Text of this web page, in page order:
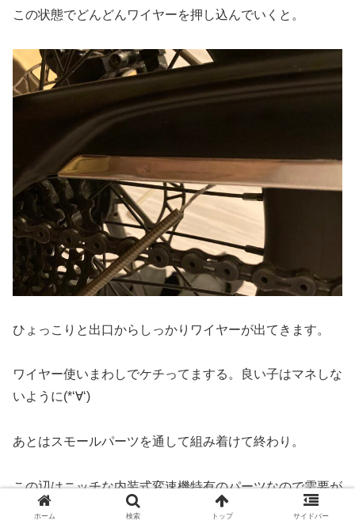
この状態でどんどんワイヤーを押し込んでいくと。
ひょっこりと出口からしっかりワイヤーが出てきます。
ワイヤー使いまわしでケチってまする。良い子はマネしな
いように(*‘∀‘)
あとはスモールパーツを通して組み着けて終わり。
この辺はニッチな内装式変速機特有のパーツなので需要が
無さそうなので画像だけでサクッと説明は省略しま(´・
ホーム 検索 トップ サイドバー